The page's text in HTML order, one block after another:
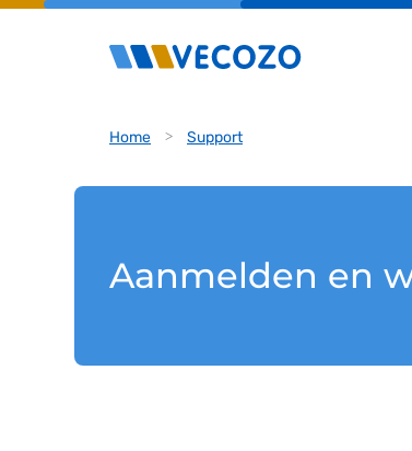
Home Support
Aanmelden en